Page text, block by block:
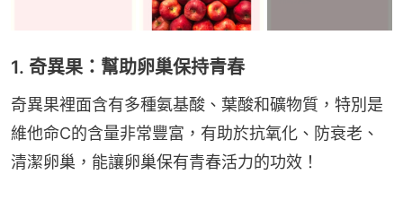
1. 奇異果：幫助卵巢保持青春
奇異果裡面含有多種氨基酸、葉酸和礦物質，特別是
維他命C的含量非常豐富，有助於抗氧化、防衰老、
清潔卵巢，能讓卵巢保有青春活力的功效！